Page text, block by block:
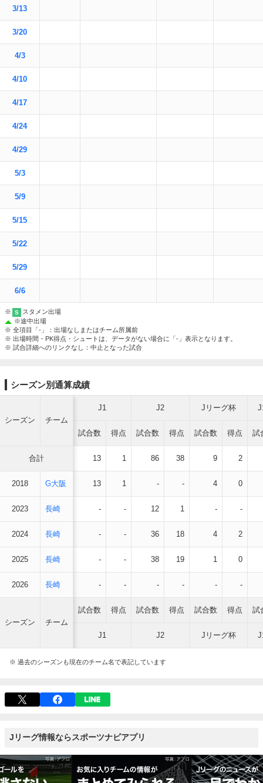
3/13
3/20
4/3
4/10
4/17
4/24
4/29
5/3
5/9
5/15
5/22
5/29
6/6
※ S
スタメン出場
※途中出場
※ 全項目「-」：出場なしまたはチーム所属前
※ 出場時間・PK得点・シュートは、データがない場合に「-」表示となります。
※ 試合詳細へのリンクなし：中止となった試合
シーズン別通算成績
シーズン チーム
J1 J2 Jリーグ杯
試合数 得点 試合数 得点 試合数 得点 試
合計 13 1 86 38 9 2
2018 G大阪 13 1 - - 4 0
2023 長崎 - - 12 1 - -
2024 長崎 - - 36 18 4 2
2025 長崎 - - 38 19 1 0
2026 長崎 - - - - - -
シーズン チーム
試合数 得点 試合数 得点 試合数 得点 試
J1 J2 Jリーグ杯
※ 過去のシーズンも現在のチーム名で表記しています
Jリーグ情報ならスポーツナビアプリ